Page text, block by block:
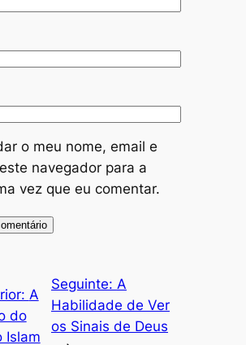
o meu nome, email e
navegador para a
vez que eu comentar.
A
do
Islam
Seguinte: A
Habilidade de Ver
os Sinais de Deus